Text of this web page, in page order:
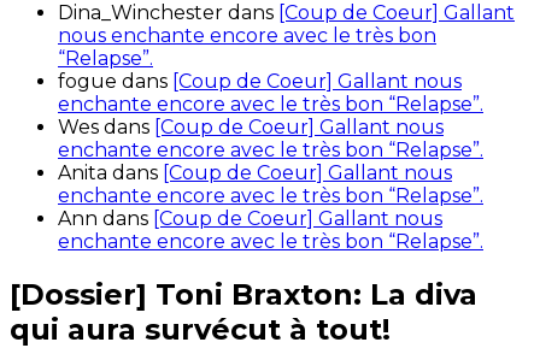
Dina_Winchester dans [Coup de Coeur] Gallant
nous enchante encore avec le très bon
“Relapse”.
fogue dans [Coup de Coeur] Gallant nous
enchante encore avec le très bon “Relapse”.
Wes dans [Coup de Coeur] Gallant nous
enchante encore avec le très bon “Relapse”.
Anita dans [Coup de Coeur] Gallant nous
enchante encore avec le très bon “Relapse”.
Ann dans [Coup de Coeur] Gallant nous
enchante encore avec le très bon “Relapse”.
[Dossier] Toni Braxton: La diva
qui aura survécut à tout!